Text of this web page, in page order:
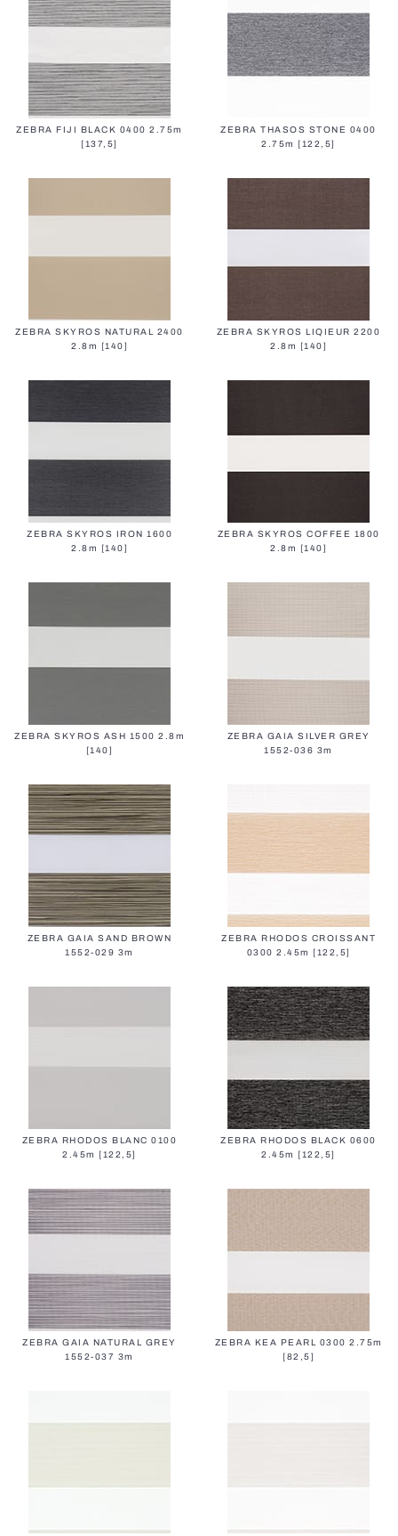
Aluminiumjalousien
Vertikale Jalousien
Fassadenlamellen
Sicherheitsgitter
Alle Smart-Home-Steuerungen
Schnelllauftore (PVC)
ZEBRA FIJI BLACK 0400 2.75m
[137,5]
ZEBRA THASOS STONE 0400
2.75m [122,5]
ZEBRA SKYROS NATURAL 2400
2.8m [140]
ZEBRA SKYROS LIQIEUR 2200
2.8m [140]
ZEBRA SKYROS IRON 1600
2.8m [140]
ZEBRA SKYROS COFFEE 1800
2.8m [140]
ZEBRA SKYROS ASH 1500 2.8m
[140]
ZEBRA GAIA SILVER GREY
1552-036 3m
ZEBRA GAIA SAND BROWN
1552-029 3m
ZEBRA RHODOS CROISSANT
0300 2.45m [122,5]
ZEBRA RHODOS BLANC 0100
2.45m [122,5]
ZEBRA RHODOS BLACK 0600
2.45m [122,5]
ZEBRA GAIA NATURAL GREY
1552-037 3m
ZEBRA KEA PEARL 0300 2.75m
[82,5]